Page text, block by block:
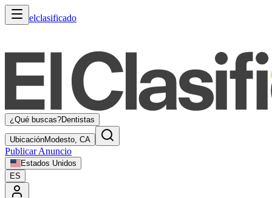
elclasificado
¿Qué buscas?Dentistas
UbicaciónModesto, CA
Publicar Anuncio
Estados Unidos
ES